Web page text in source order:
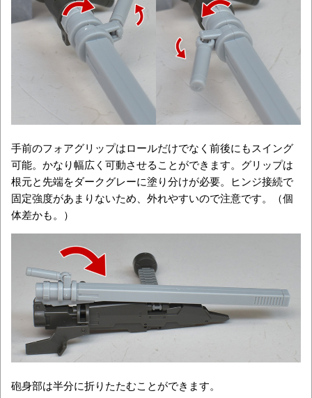
手前のフォアグリップはロールだけでなく前後にもスイング
可能。かなり幅広く可動させることができます。グリップは
根元と先端をダークグレーに塗り分けが必要。ヒンジ接続で
固定強度があまりないため、外れやすいので注意です。（個
体差かも。）
砲身部は半分に折りたたむことができます。